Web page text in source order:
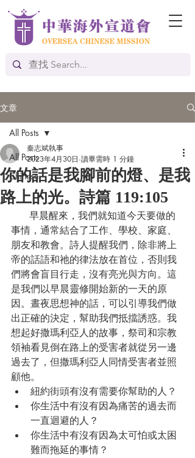
文章
All Posts
Chinese
All Posts
你的話是我腳前的燈、是我
路上的光。詩篇 119:105
秦志斌執事
2023年4月30日 讀畢需時 1 分鐘
事情，通常結合了工作、學校、家庭、
朋友和教會。詩人提醒我們，除非將上
帝的話語和祂的律法放在首位，否則我
們將會盲目行走，沒有亮光與方向。這
是我們以早晨靈修開始新的一天的原
因。晝夜思想神的話，可以引導我們做
出正確的決定，幫助我們抵擋誘惑。我
想起好撒瑪利亞人的故事，祭司和宗教
領袖看見倒在路上的受害者就從另一邊
過去了，但撒瑪利亞人同情受害者並照
顧他。
紐約街頭有沒有需要你幫助的人？
你生活中有沒有因為痛苦的過去而
一直迴避的人？
你生活中有沒有因為太可怕或太困
難而拖延的事情？